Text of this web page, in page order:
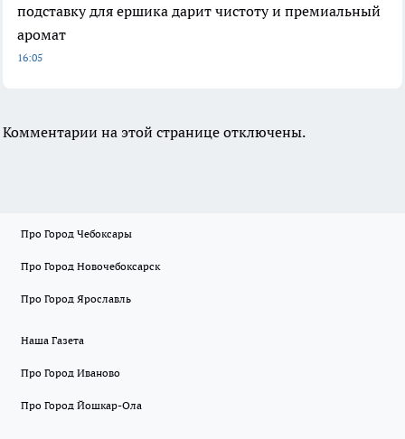
подставку для ершика дарит чистоту и премиальный
аромат
16:05
Комментарии на этой странице отключены.
Про Город Чебоксары
Про Город Новочебоксарск
Про Город Ярославль
Наша Газета
Про Город Иваново
Про Город Йошкар-Ола